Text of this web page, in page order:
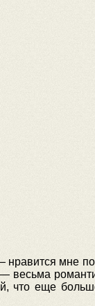
мне
весьма
что еще